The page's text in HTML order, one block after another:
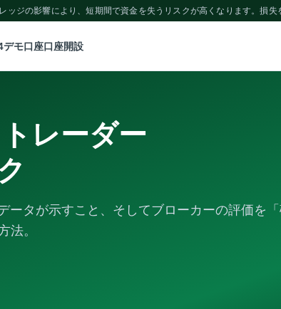
ッジの影響により、短期間で資金を失うリスクが高くなります。損
デモ口座口座開設
レーダー
ータが示すこと、そしてブローカーの評価を
法。